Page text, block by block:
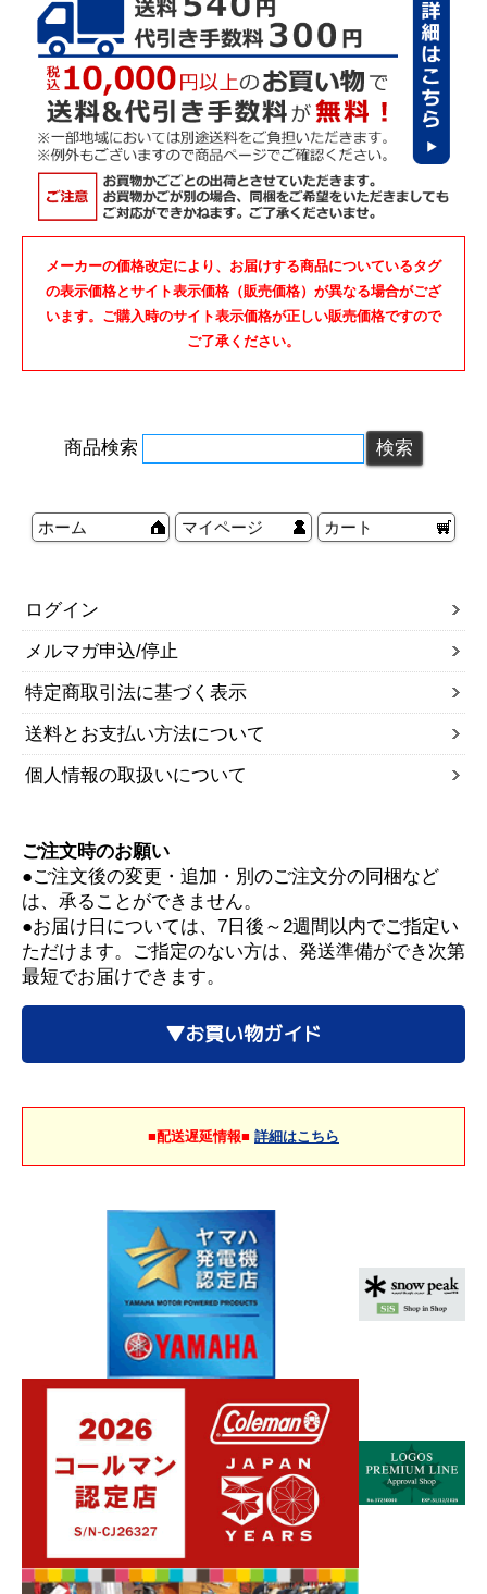
メーカーの価格改定により、お届けする商品についているタグ
の表示価格とサイト表示価格（販売価格）が異なる場合がござ
います。ご購入時のサイト表示価格が正しい販売価格ですので
ご了承ください。
商品検索
ホーム マイページ カート
ログイン
メルマガ申込/停止
特定商取引法に基づく表示
送料とお支払い方法について
個人情報の取扱いについて
ご注文時のお願い
●ご注文後の変更・追加・別のご注文分の同梱など
は、承ることができません。
●お届け日については、7日後～2週間以内でご指定い
ただけます。ご指定のない方は、発送準備ができ次第
最短でお届けできます。
▼お買い物ガイド
■配送遅延情報■ 詳細はこちら